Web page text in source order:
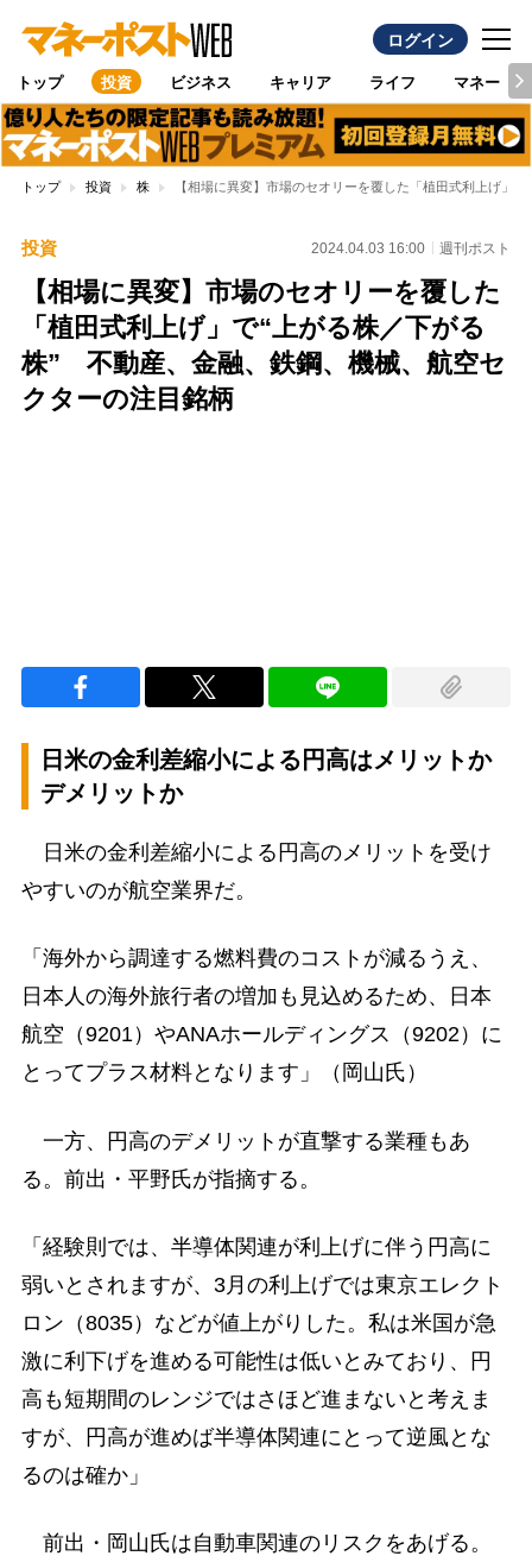
ログイン
トップ 投資 ビジネス キャリア ライフ マネー
トップ 投資 株 【相場に異変】市場のセオリーを覆した「植田式利上げ」
投資 2024.04.03 16:00 週刊ポスト
【相場に異変】市場のセオリーを覆した
「植田式利上げ」で“上がる株／下がる
株” 不動産、金融、鉄鋼、機械、航空セ
クターの注目銘柄
日米の金利差縮小による円高はメリットか
デメリットか
日米の金利差縮小による円高のメリットを受け
やすいのが航空業界だ。
「海外から調達する燃料費のコストが減るうえ、
日本人の海外旅行者の増加も見込めるため、日本
航空（9201）やANAホールディングス（9202）に
とってプラス材料となります」（岡山氏）
一方、円高のデメリットが直撃する業種もあ
る。前出・平野氏が指摘する。
「経験則では、半導体関連が利上げに伴う円高に
弱いとされますが、3月の利上げでは東京エレクト
ロン（8035）などが値上がりした。私は米国が急
激に利下げを進める可能性は低いとみており、円
高も短期間のレンジではさほど進まないと考えま
すが、円高が進めば半導体関連にとって逆風とな
るのは確か」
前出・岡山氏は自動車関連のリスクをあげる。